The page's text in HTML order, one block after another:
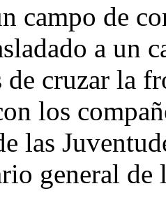
campo de
a un
de cruzar la
los
las
general de